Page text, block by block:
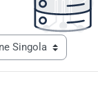
modalità